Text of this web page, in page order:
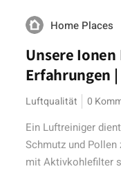
Home Places
Unsere
Erfahrungen
Luftqualität 0
Ein Luftreiniger
Schmutz und
mit Aktivkohlefilter